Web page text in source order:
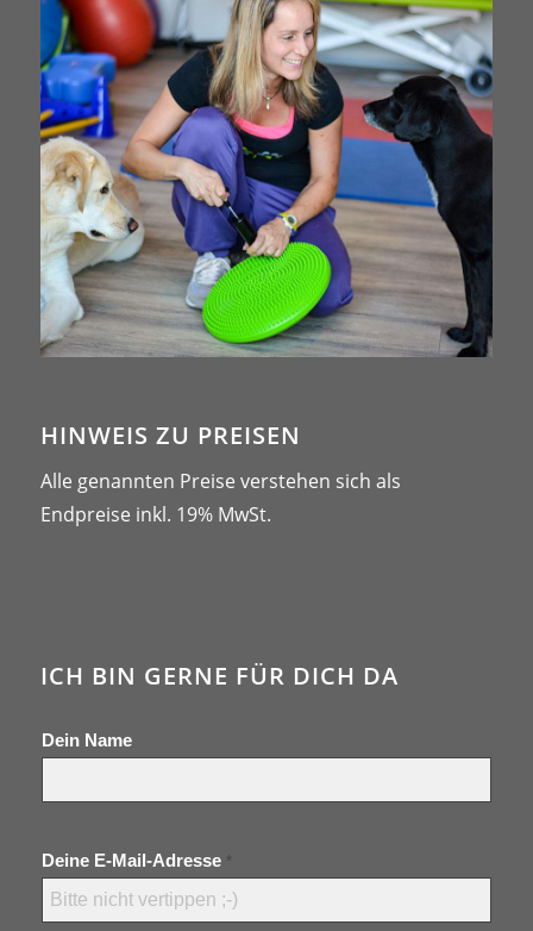
HINWEIS ZU PREISEN
Alle genannten Preise verstehen sich als
Endpreise inkl. 19% MwSt.
ICH BIN GERNE FÜR DICH DA
Dein Name
Deine E-Mail-Adresse *